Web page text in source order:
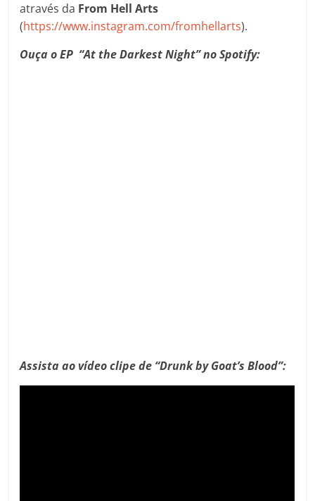
através da From Hell Arts
(https://www.instagram.com/fromhellarts).
Ouça o EP “At the Darkest Night” no Spotify:
Assista ao vídeo clipe de “Drunk by Goat’s Blood”: